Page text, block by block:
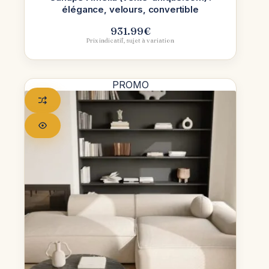
élégance, velours, convertible
931.99€
Prix indicatif, sujet à variation
PROMO